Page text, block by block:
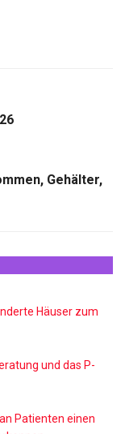
Gehälter,
Häuser zum
und das P-
Patienten einen